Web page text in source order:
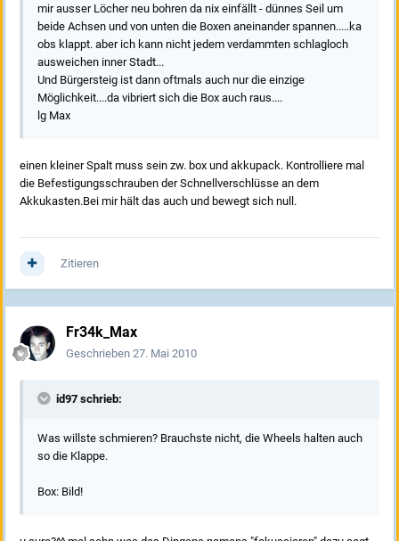
mir ausser Löcher neu bohren da nix einfällt - dünnes Seil um
beide Achsen und von unten die Boxen aneinander spannen.....ka
obs klappt. aber ich kann nicht jedem verdammten schlagloch
ausweichen inner Stadt...
Und Bürgersteig ist dann oftmals auch nur die einzige
Möglichkeit....da vibriert sich die Box auch raus....
lg Max
einen kleiner Spalt muss sein zw. box und akkupack. Kontrolliere mal
die Befestigungsschrauben der Schnellverschlüsse an dem
Akkukasten.Bei mir hält das auch und bewegt sich null.
Zitieren
Fr34k_Max
Geschrieben 27. Mai 2010
id97 schrieb:
Was willste schmieren? Brauchste nicht, die Wheels halten auch
so die Klappe.
Box: Bild!